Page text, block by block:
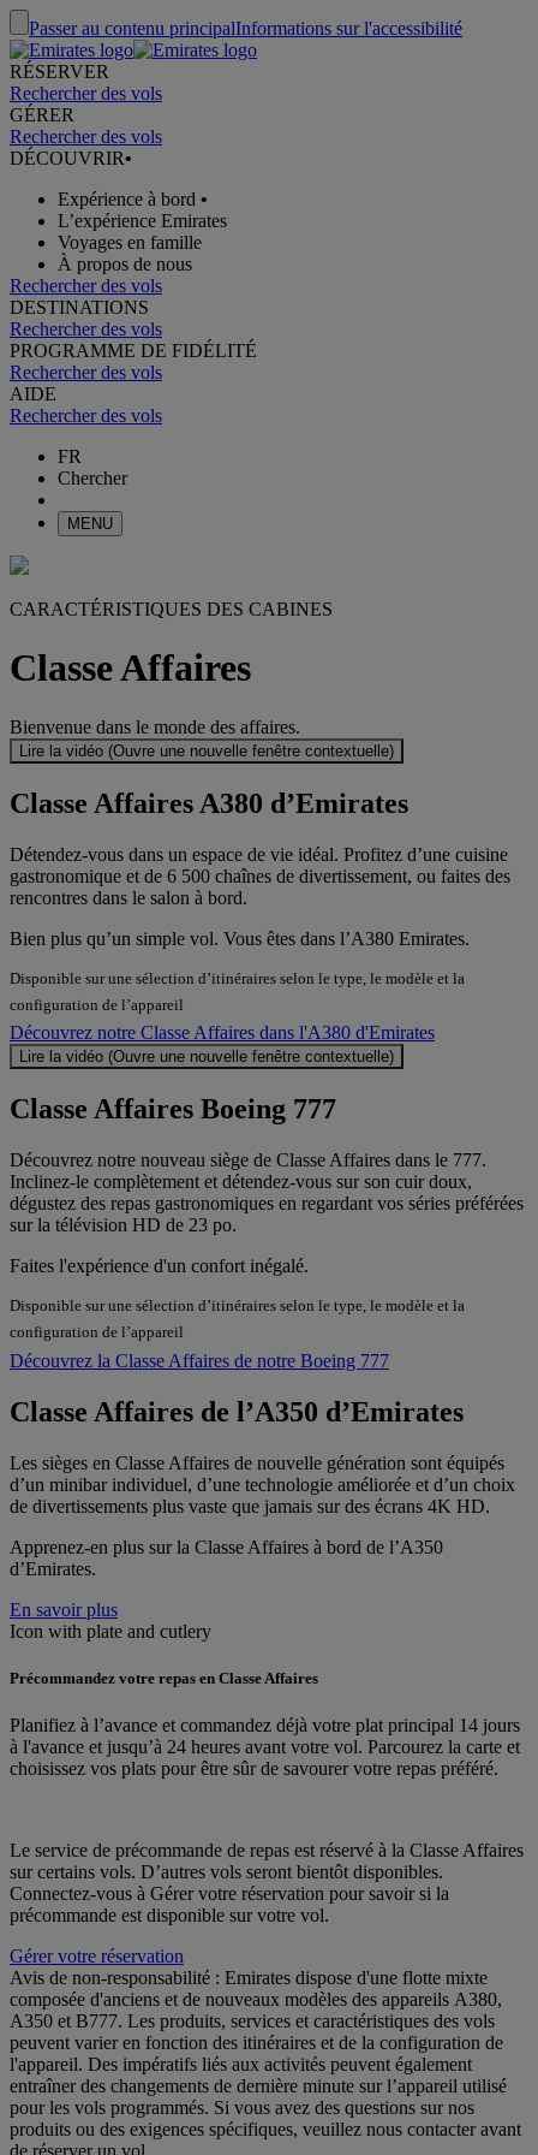
Passer au contenu principalInformations sur l'accessibilité
RÉSERVER
Rechercher des vols
GÉRER
Rechercher des vols
DÉCOUVRIR•
Expérience à bord •
L’expérience Emirates
Voyages en famille
À propos de nous
Rechercher des vols
DESTINATIONS
Rechercher des vols
PROGRAMME DE FIDÉLITÉ
Rechercher des vols
AIDE
Rechercher des vols
FR
Chercher
MENU
CARACTÉRISTIQUES DES CABINES
Classe Affaires
Bienvenue dans le monde des affaires.
Lire la vidéo (Ouvre une nouvelle fenêtre contextuelle)
Classe Affaires A380 d’Emirates
Détendez-vous dans un espace de vie idéal. Profitez d’une cuisine
gastronomique et de 6 500 chaînes de divertissement, ou faites des
rencontres dans le salon à bord.
Bien plus qu’un simple vol. Vous êtes dans l’A380 Emirates.
Disponible sur une sélection d’itinéraires selon le type, le modèle et la
configuration de l’appareil
Découvrez notre Classe Affaires dans l'A380 d'Emirates
Lire la vidéo (Ouvre une nouvelle fenêtre contextuelle)
Classe Affaires Boeing 777
Découvrez notre nouveau siège de Classe Affaires dans le 777.
Inclinez-le complètement et détendez-vous sur son cuir doux,
dégustez des repas gastronomiques en regardant vos séries préférées
sur la télévision HD de 23 po.
Faites l'expérience d'un confort inégalé.
Disponible sur une sélection d’itinéraires selon le type, le modèle et la
configuration de l’appareil
Découvrez la Classe Affaires de notre Boeing 777
Classe Affaires de l’A350 d’Emirates
Les sièges en Classe Affaires de nouvelle génération sont équipés
d’un minibar individuel, d’une technologie améliorée et d’un choix
de divertissements plus vaste que jamais sur des écrans 4K HD.
Apprenez-en plus sur la Classe Affaires à bord de l’A350
d’Emirates.
En savoir plus
Icon with plate and cutlery
Précommandez votre repas en Classe Affaires
Planifiez à l’avance et commandez déjà votre plat principal 14 jours
à l'avance et jusqu’à 24 heures avant votre vol. Parcourez la carte et
choisissez vos plats pour être sûr de savourer votre repas préféré.
Le service de précommande de repas est réservé à la Classe Affaires
sur certains vols. D’autres vols seront bientôt disponibles.
Connectez-vous à Gérer votre réservation pour savoir si la
précommande est disponible sur votre vol.
Gérer votre réservation
Avis de non-responsabilité : Emirates dispose d'une flotte mixte
composée d'anciens et de nouveaux modèles des appareils A380,
A350 et B777. Les produits, services et caractéristiques des vols
peuvent varier en fonction des itinéraires et de la configuration de
l'appareil. Des impératifs liés aux activités peuvent également
entraîner des changements de dernière minute sur l’appareil utilisé
pour les vols programmés. Si vous avez des questions sur nos
produits ou des exigences spécifiques, veuillez nous contacter avant
de réserver un vol.